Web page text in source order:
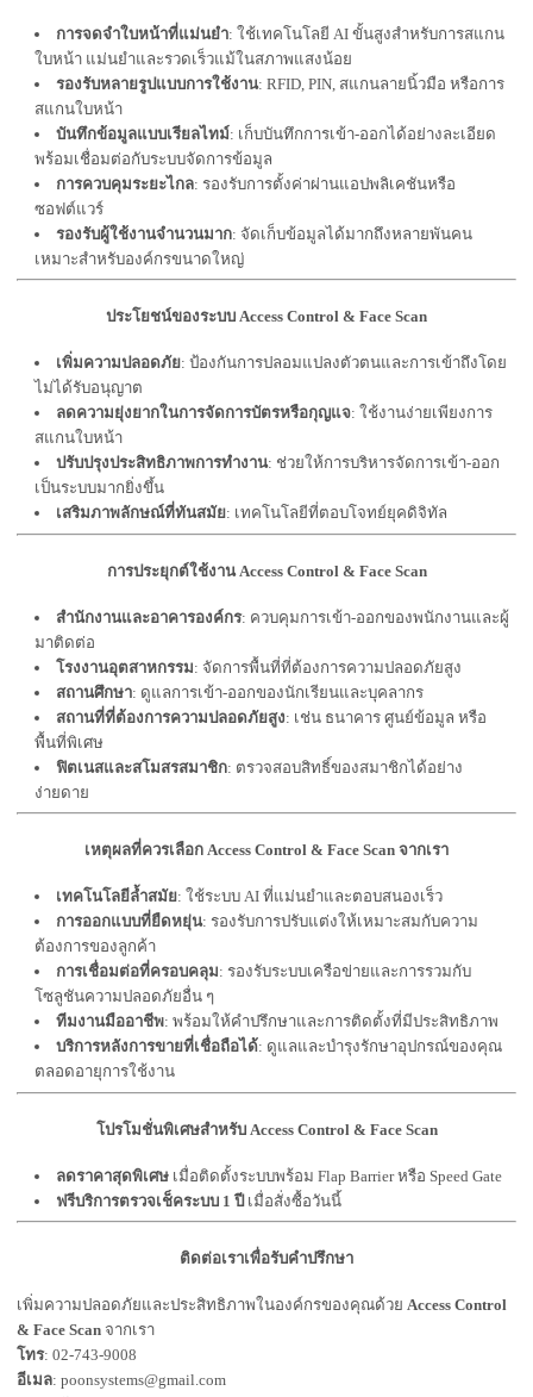
การจดจำใบหน้าที่แม่นยำ: ใช้เทคโนโลยี AI ขั้นสูงสำหรับการสแกน
ใบหน้า แม่นยำและรวดเร็วแม้ในสภาพแสงน้อย
รองรับหลายรูปแบบการใช้งาน: RFID, PIN, สแกนลายนิ้วมือ หรือการ
สแกนใบหน้า
บันทึกข้อมูลแบบเรียลไทม์: เก็บบันทึกการเข้า-ออกได้อย่างละเอียด
พร้อมเชื่อมต่อกับระบบจัดการข้อมูล
การควบคุมระยะไกล: รองรับการตั้งค่าผ่านแอปพลิเคชันหรือ
ซอฟต์แวร์
รองรับผู้ใช้งานจำนวนมาก: จัดเก็บข้อมูลได้มากถึงหลายพันคน
เหมาะสำหรับองค์กรขนาดใหญ่
ประโยชน์ของระบบ Access Control & Face Scan
เพิ่มความปลอดภัย: ป้องกันการปลอมแปลงตัวตนและการเข้าถึงโดย
ไม่ได้รับอนุญาต
ลดความยุ่งยากในการจัดการบัตรหรือกุญแจ: ใช้งานง่ายเพียงการ
สแกนใบหน้า
ปรับปรุงประสิทธิภาพการทำงาน: ช่วยให้การบริหารจัดการเข้า-ออก
เป็นระบบมากยิ่งขึ้น
เสริมภาพลักษณ์ที่ทันสมัย: เทคโนโลยีที่ตอบโจทย์ยุคดิจิทัล
การประยุกต์ใช้งาน Access Control & Face Scan
สำนักงานและอาคารองค์กร: ควบคุมการเข้า-ออกของพนักงานและผู้
มาติดต่อ
โรงงานอุตสาหกรรม: จัดการพื้นที่ที่ต้องการความปลอดภัยสูง
สถานศึกษา: ดูแลการเข้า-ออกของนักเรียนและบุคลากร
สถานที่ที่ต้องการความปลอดภัยสูง: เช่น ธนาคาร ศูนย์ข้อมูล หรือ
พื้นที่พิเศษ
ฟิตเนสและสโมสรสมาชิก: ตรวจสอบสิทธิ์ของสมาชิกได้อย่าง
ง่ายดาย
เหตุผลที่ควรเลือก Access Control & Face Scan จากเรา
เทคโนโลยีล้ำสมัย: ใช้ระบบ AI ที่แม่นยำและตอบสนองเร็ว
การออกแบบที่ยืดหยุ่น: รองรับการปรับแต่งให้เหมาะสมกับความ
ต้องการของลูกค้า
การเชื่อมต่อที่ครอบคลุม: รองรับระบบเครือข่ายและการรวมกับ
โซลูชันความปลอดภัยอื่น ๆ
ทีมงานมืออาชีพ: พร้อมให้คำปรึกษาและการติดตั้งที่มีประสิทธิภาพ
บริการหลังการขายที่เชื่อถือได้: ดูแลและบำรุงรักษาอุปกรณ์ของคุณ
ตลอดอายุการใช้งาน
โปรโมชั่นพิเศษสำหรับ Access Control & Face Scan
ลดราคาสุดพิเศษ เมื่อติดตั้งระบบพร้อม Flap Barrier หรือ Speed Gate
ฟรีบริการตรวจเช็คระบบ 1 ปี เมื่อสั่งซื้อวันนี้
ติดต่อเราเพื่อรับคำปรึกษา
เพิ่มความปลอดภัยและประสิทธิภาพในองค์กรของคุณด้วยAccess Control
& Face Scan จากเรา
โทร: 02-743-9008
อีเมล: poonsystems@gmail.com